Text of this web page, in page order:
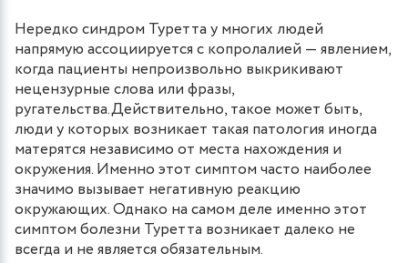
Нередко синдром Туретта у многих людей
напрямую ассоциируется с копролалией — явлением,
когда пациенты непроизвольно выкрикивают
нецензурные слова или фразы,
ругательства.Действительно, такое может быть,
люди у которых возникает такая патология иногда
матерятся независимо от места нахождения и
окружения. Именно этот симптом часто наиболее
значимо вызывает негативную реакцию
окружающих. Однако на самом деле именно этот
симптом болезни Туретта возникает далеко не
всегда и не является обязательным.